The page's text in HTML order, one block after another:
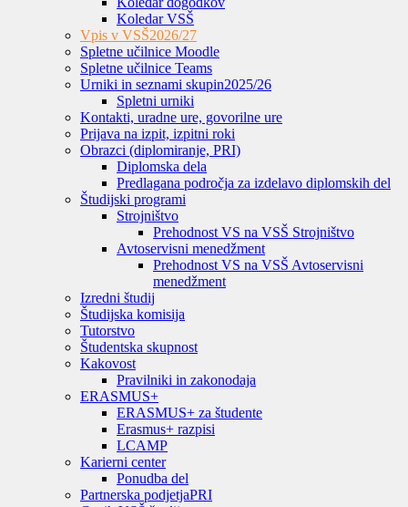
Koledar VSŠ
Vpis v VSŠ2026/27
Spletne učilnice Moodle
Spletne učilnice Teams
Urniki in seznami skupin2025/26
Spletni urniki
Kontakti, uradne ure, govorilne ure
Prijava na izpit, izpitni roki
Obrazci (diplomiranje, PRI)
Diplomska dela
Predlagana področja za izdelavo diplomskih del
Študijski programi
Strojništvo
Prehodnost VS na VSŠ Strojništvo
Avtoservisni menedžment
Prehodnost VS na VSŠ Avtoservisni
menedžment
Izredni študij
Študijska komisija
Tutorstvo
Študentska skupnost
Kakovost
Pravilniki in zakonodaja
ERASMUS+
ERASMUS+ za študente
Erasmus+ razpisi
LCAMP
Karierni center
Ponudba del
Partnerska podjetjaPRI